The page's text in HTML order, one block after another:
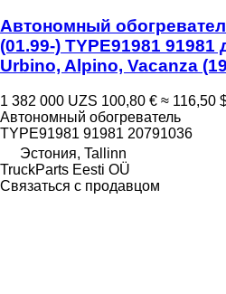
Автономный
(01.99-) TYPE91981
Urbino, Alpino, Vacanza
1 382 000 UZS 100,80 € ≈ 116,50
Автономный обогреватель
TYPE91981 91981 20791036
Эстония, Tallinn
TruckParts Eesti OÜ
Связаться с продавцом